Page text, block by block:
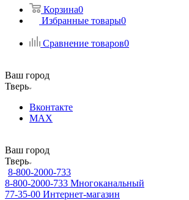
Корзина0
Избранные товары0
Сравнение товаров0
Ваш город
Тверь
Вконтакте
MAX
Ваш город
Тверь
8-800-2000-733
8-800-2000-733 Многоканальный
77-35-00 Интернет-магазин